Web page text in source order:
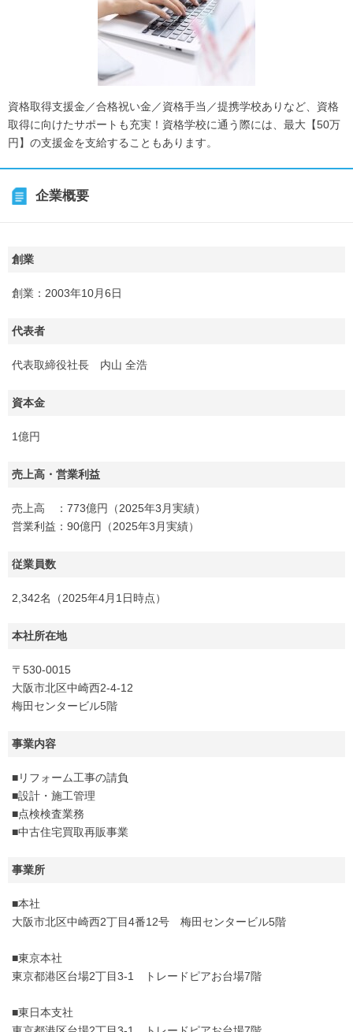
資格取得支援金／合格祝い金／資格手当／提携学校ありなど、資格
取得に向けたサポートも充実！資格学校に通う際には、最大【50万
円】の支援金を支給することもあります。
企業概要
創業
創業：2003年10月6日
代表者
代表取締役社長 内山 全浩
資本金
1億円
売上高・営業利益
売上高 ：773億円（2025年3月実績）
営業利益：90億円（2025年3月実績）
従業員数
2,342名（2025年4月1日時点）
本社所在地
〒530-0015
大阪市北区中崎西2-4-12
梅田センタービル5階
事業内容
■リフォーム工事の請負
■設計・施工管理
■点検検査業務
■中古住宅買取再販事業
事業所
■本社
大阪市北区中崎西2丁目4番12号 梅田センタービル5階
■東京本社
東京都港区台場2丁目3-1 トレードピアお台場7階
■東日本支社